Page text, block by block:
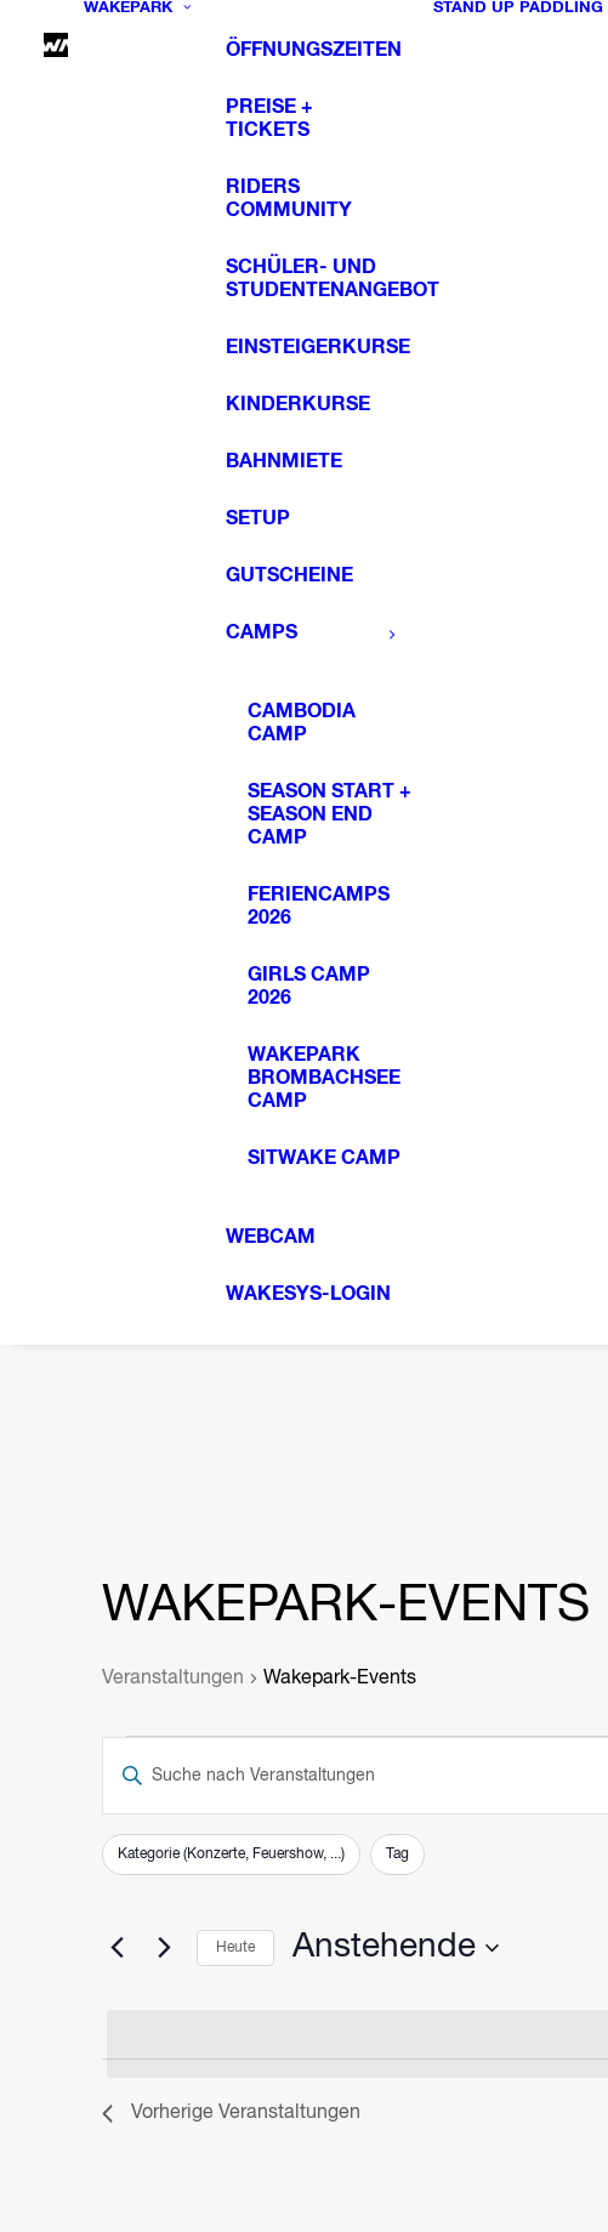
WAKEPARK
ÖFFNUNGSZEITEN
PREISE +
TICKETS
RIDERS
COMMUNITY
SCHÜLER- UND
STUDENTENANGEBOT
EINSTEIGERKURSE
KINDERKURSE
BAHNMIETE
SETUP
GUTSCHEINE
CAMPS
CAMBODIA
CAMP
SEASON START +
SEASON END
CAMP
FERIENCAMPS
2026
GIRLS CAMP
2026
WAKEPARK
BROMBACHSEE
CAMP
SITWAKE CAMP
WEBCAM
WAKESYS-LOGIN
STAND UP PADDLING
WAKEPARK-EVENTS
Veranstaltungen Wakepark-Events
VERANSTALTUNGEN
UND
ANSICHTEN,
NAVIGATION
Bitte
Suche
Schlüsselwort.
Filter
Das
Formular-
der
Kategorie (Konzerte, Feuershow, ...) Tag
Heute Anstehende
Vorherige Veranstaltungen